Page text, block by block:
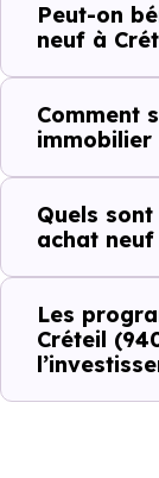
Combien
(94000) ?
C'est souvent
prix à
(94000) :
Peut-on
neuf à
Comment
immobilier
Quels
achat
Les
Créteil